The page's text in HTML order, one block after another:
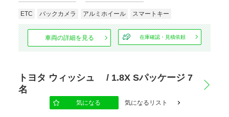
ハンドル
ETC バックカメラ アルミホイール スマートキー
車両の詳細を見る 在庫確認・見積依頼
トヨタ ウィッシュ / 1.8X Sパッケージ 7
名
気になる 気になるリスト